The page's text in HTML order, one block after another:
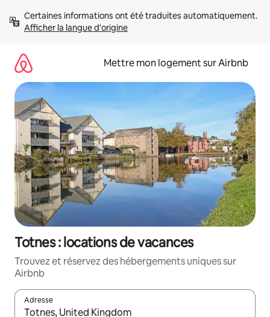
directement
Afficher la langue d'origine
Mettre mon logement sur Airbnb
Totnes : locations de vacances
Trouvez et réservez des hébergements uniques sur
Airbnb
Adresse
Lorsque les résultats s'affichent, utilisez les flèches vers le